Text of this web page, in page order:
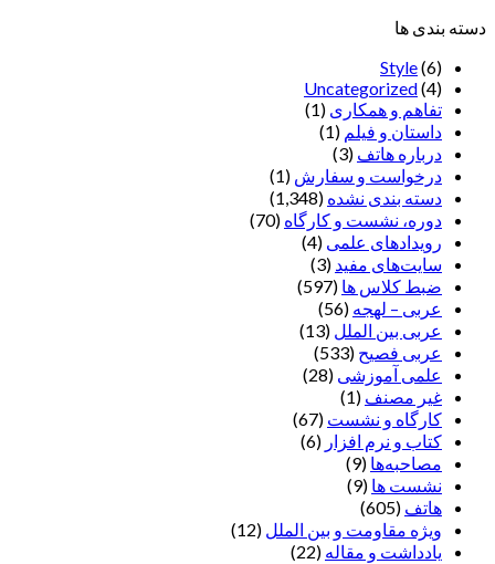
دسته بندی ها
Style(6)
Uncategorized(4)
تفاهم و همکاری (1)
داستان و فیلم (1)
درباره هاتف (3)
درخواست و سفارش (1)
دسته بندی نشده (1,348)
دوره، نشست و کارگاه (70)
رویدادهای علمی (4)
سایت‌های مفید (3)
ضبط کلاس ها (597)
عربی – لهجه (56)
عربی بین الملل (13)
عربی فصیح (533)
علمی آموزشی (28)
غير مصنف (1)
کارگاه و نشست (67)
کتاب و نرم افزار (6)
مصاحبه‌ها (9)
نشست ها (9)
هاتف (605)
ویژه مقاومت و بین الملل (12)
یادداشت‌ و مقاله (22)